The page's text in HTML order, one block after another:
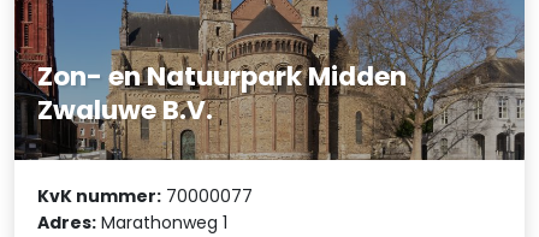
Zon- en Natuurpark Midden
Zwaluwe B.V.
KvK nummer: 70000077
Adres: Marathonweg 1